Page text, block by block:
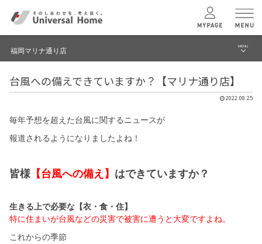
ユニバーサル ホームの特長
コンセプトプラン
福岡マリナ通り店 MENU
ブログ
イベント
台風への備えできていますか？【マリナ通り店】
2022.08.25
毎年予想を超えた台風に関するニュースが
報道されるようになりましたよね！
皆様 【台風への備え】 はできていますか？
生きる上で必要な【衣・食・住】
特に住まいが台風などの災害で被害に遭うと大変ですよね。
これからの季節